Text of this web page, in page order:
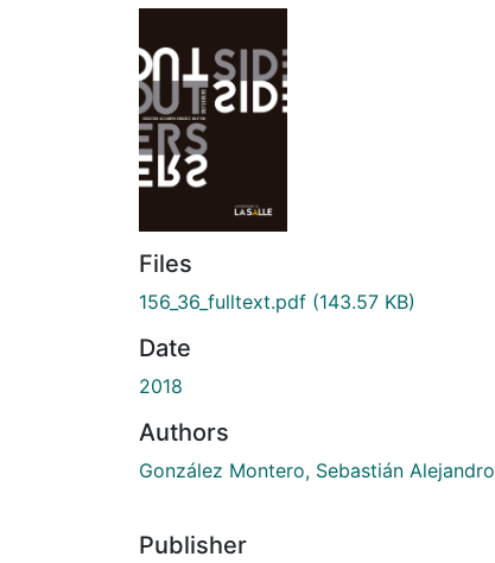
Files
156_36_fulltext.pdf (143.57 KB)
Date
2018
Authors
González Montero, Sebastián Alejandro
Publisher